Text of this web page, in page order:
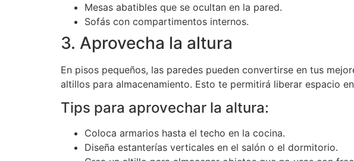
Mesas abatibles que se ocultan en la pared.
Sofás con compartimentos internos.
3. Aprovecha la altura
En pisos pequeños, las paredes pueden convertirse en tus
altillos para almacenamiento. Esto te permitirá liberar espacio
Tips para aprovechar la altura:
Coloca armarios hasta el techo en la cocina.
Diseña estanterías verticales en el salón o el dormitorio.